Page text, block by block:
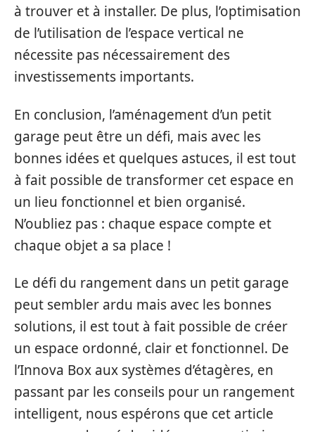
à trouver et à installer. De plus, l’optimisation
de l’utilisation de l’espace vertical ne
nécessite pas nécessairement des
investissements importants.
En conclusion, l’aménagement d’un petit
garage peut être un défi, mais avec les
bonnes idées et quelques astuces, il est tout
à fait possible de transformer cet espace en
un lieu fonctionnel et bien organisé.
N’oubliez pas : chaque espace compte et
chaque objet a sa place !
Le défi du rangement dans un petit garage
peut sembler ardu mais avec les bonnes
solutions, il est tout à fait possible de créer
un espace ordonné, clair et fonctionnel. De
l’Innova Box aux systèmes d’étagères, en
passant par les conseils pour un rangement
intelligent, nous espérons que cet article